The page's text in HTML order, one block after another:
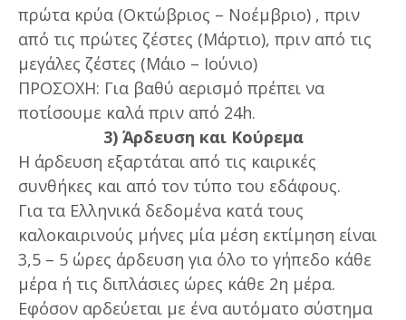
πρώτα κρύα (Οκτώβριος – Νοέμβριο) , πριν
από τις πρώτες ζέστες (Μάρτιο), πριν από τις
μεγάλες ζέστες (Μάιο – Ιούνιο)
ΠΡΟΣΟΧΗ: Για βαθύ αερισμό πρέπει να
ποτίσουμε καλά πριν από 24h.
3) Άρδευση και Κούρεμα
Η άρδευση εξαρτάται από τις καιρικές
συνθήκες και από τον τύπο του εδάφους.
Για τα Ελληνικά δεδομένα κατά τους
καλοκαιρινούς μήνες μία μέση εκτίμηση είναι
3,5 – 5 ώρες άρδευση για όλο το γήπεδο κάθε
μέρα ή τις διπλάσιες ώρες κάθε 2η μέρα.
Εφόσον αρδεύεται με ένα αυτόματο σύστημα